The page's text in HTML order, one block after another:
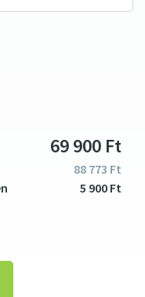
69900 Ft
88773 Ft
5 900Ft